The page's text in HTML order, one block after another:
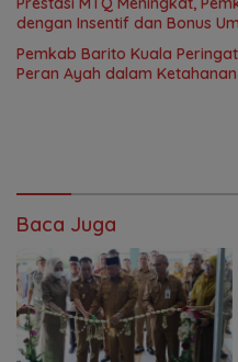
dengan Insentif dan Bonus
Pemkab Barito Kuala
Peran Ayah dalam
Baca Juga